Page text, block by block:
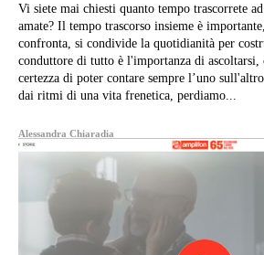
Vi siete mai chiesti quanto tempo trascorrete
amate? Il tempo trascorso insieme è
confronta, si condivide la quotidianità per
conduttore di tutto è l'importanza di ascoltarsi,
certezza di poter contare sempre l’uno
dai ritmi di una vita frenetica, perdiamo...
Alessandra Chiaradia